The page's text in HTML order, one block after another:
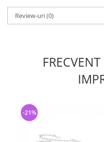
Review-uri(0)
-21%